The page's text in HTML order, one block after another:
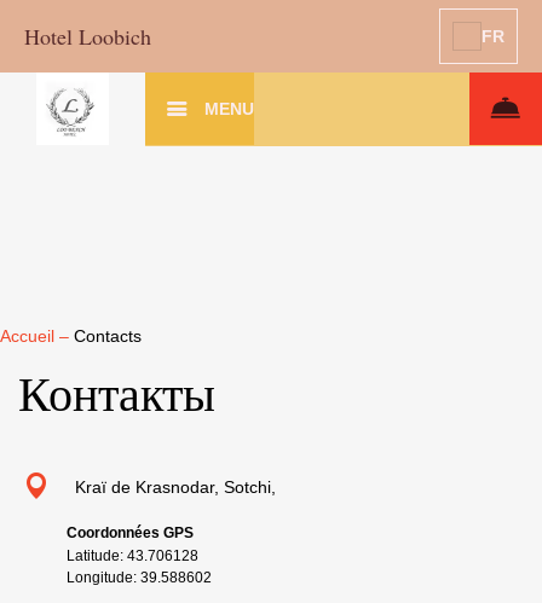
Hotel Loobich FR
MENU
Accueil – Contacts
Контакты
Kraï de Krasnodar, Sotchi,
Coordonnées GPS
Latitude: 43.706128
Longitude: 39.588602